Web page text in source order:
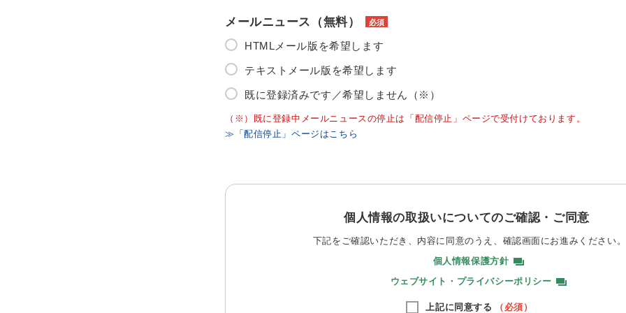
メールニュース（無料） 必須
HTMLメール版を希望します
テキストメール版を希望します
既に登録済みです／希望しません（※）
（※）既に登録中メールニュースの停止は「配信停止」ページで受付けております。
≫「配信停止」ページはこちら
個人情報の取扱いについてのご確認・ご同意
下記をご確認いただき、内容に同意のうえ、 確認画面にお進みください。
個人情報保護方針
ウェブサイト・プライバシーポリシー
上記に同意する （必須）